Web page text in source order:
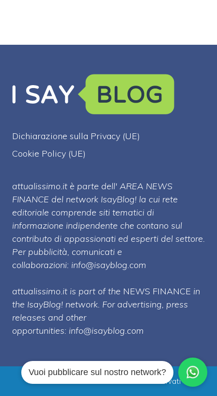
Dichiarazione sulla Privacy (UE)
Cookie Policy (UE)
attualissimo.it è parte dell' AREA NEWS
FINANCE del network IsayBlog! la cui rete
editoriale comprende siti tematici di
informazione indipendente che contano sul
contributo di appassionati ed esperti del settore.
Per pubblicità, comunicati e
collaborazioni: info@isayblog.com
attualissimo.it is part of the NEWS FINANCE in
the IsayBlog! network. For advertising, press
releases and other
opportunities: info@isayblog.com
Attualissimo.it © 2026 Tutti i diritti riservati
Vuoi pubblicare sul nostro network?